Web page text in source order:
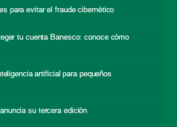
para evitar el fraude cibernético
tu cuenta Banesco: conoce cómo
artificial para pequeños
su tercera edición